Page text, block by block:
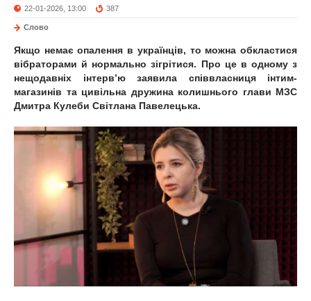
22-01-2026, 13:00 387
Слово
Якщо немає опалення в українців, то можна обкластися
вібраторами й нормально зігрітися. Про це в одному з
нещодавніх інтерв’ю заявила співвласниця інтим-
магазинів та цивільна дружина колишнього глави МЗС
Дмитра Кулеби Світлана Павелецька.